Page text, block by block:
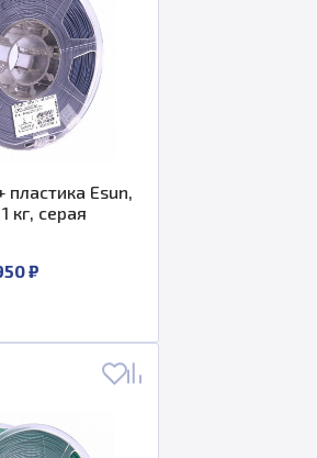
пластика Esun,
кг, серая
₽